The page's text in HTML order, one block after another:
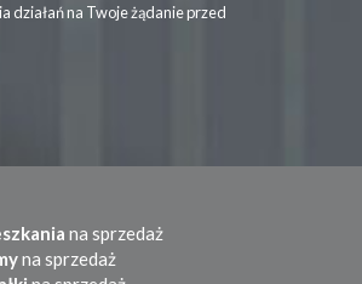
działań na Twoje żądanie przed
na sprzedaż
na sprzedaż